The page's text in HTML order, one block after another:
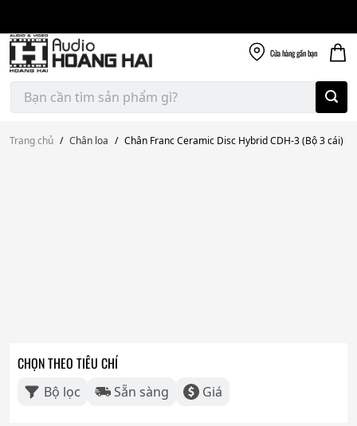
content
Cửa hànggần bạn
Tìm
kiếm:
Trang chủ / Chân loa / Chân Franc Ceramic Disc Hybrid CDH-3 (Bộ 3 cái)
CHỌN THEO TIÊU CHÍ
Bộ lọc Sẵn sàng Giá